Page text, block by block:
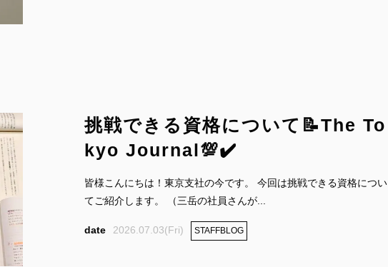
挑戦できる資格について📝The To
kyo Journal💯✔️
皆様こんにちは！東京支社の今です。 今回は挑戦できる資格につい
てご紹介します。 （三岳の社員さんが...
2026.07.03(Fri) STAFFBLOG